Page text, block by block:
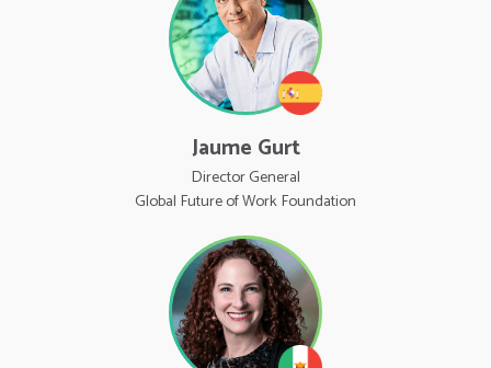
Jaume Gurt
Director General
Global Future of Work Foundation